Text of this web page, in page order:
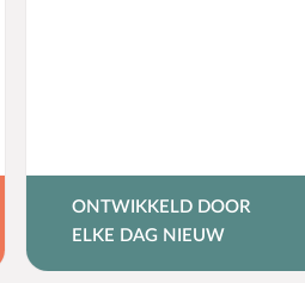
ONTWIKKELD DOOR
ELKE DAG NIEUW